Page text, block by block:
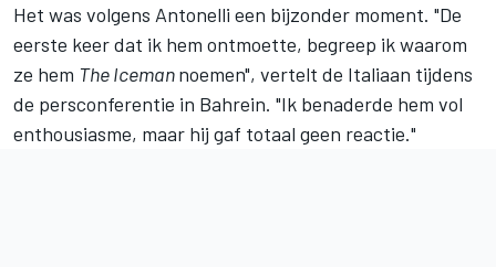
Het was volgens Antonelli een bijzonder moment. "De
eerste keer dat ik hem ontmoette, begreep ik waarom
ze hem The Icemannoemen", vertelt de Italiaan tijdens
de persconferentie in Bahrein. "Ik benaderde hem vol
enthousiasme, maar hij gaf totaal geen reactie."